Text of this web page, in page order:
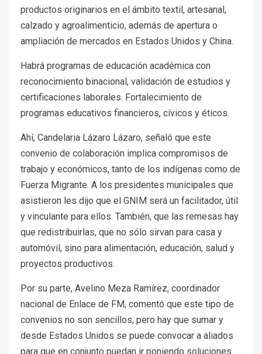
productos originarios en el ámbito textil, artesanal,
calzado y agroalimenticio, además de apertura o
ampliación de mercados en Estados Unidos y China.
Habrá programas de educación académica con
reconocimiento binacional, validación de estudios y
certificaciones laborales. Fortalecimiento de
programas educativos financieros, cívicos y éticos.
Ahí, Candelaria Lázaro Lázaro, señaló que este
convenio de colaboración implica compromisos de
trabajo y económicos, tanto de los indígenas como de
Fuerza Migrante. A los presidentes municipales que
asistieron les dijo que el GNIM será un facilitador, útil
y vinculante para ellos. También, que las remesas hay
que redistribuirlas, que no sólo sirvan para casa y
automóvil, sino para alimentación, educación, salud y
proyectos productivos.
Por su parte, Avelino Meza Ramírez, coordinador
nacional de Enlace de FM, comentó que este tipo de
convenios no son sencillos, pero hay que sumar y
desde Estados Unidos se puede convocar a aliados
para que en conjunto puedan ir poniendo soluciones